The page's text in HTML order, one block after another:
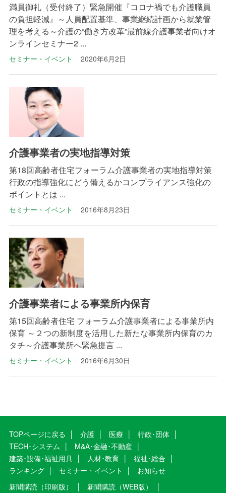
満員御礼（受付終了）緊急開催『コロナ禍でも介護職員
の負担軽減』～人員配置基準、事業継続計画から就業管
理を考える～介護の“働き方改革”最前線介護事業者向けオ
ンラインセミナー2 ...
セミナー・イベント 2020年6月2日
介護事業者の実地指導対策
第18回高齢者住宅フォーラム介護事業者の実地指導対策
行政の指導強化にどう備えるかコンプライアンス強化の
ポイントとは ...
セミナー・イベント 2016年8月23日
介護事業者による事業所内保育
第15回高齢者住宅 フォーラム介護事業者による事業所内
保育 ～２つの新制度を活用した新たな事業所内保育のカ
タチ～介護事業所へ緊急提言 ...
セミナー・イベント 2016年6月30日
TOPページに戻る 介護 医療
行政･団体
TECH･システム
M&A･金融･不動産
建築･設備･福祉用具
人材･教育
福祉･総合
ランキング
セミナー・イベント
お知らせ
新聞購読（印刷版）
新聞購読（WEB版）